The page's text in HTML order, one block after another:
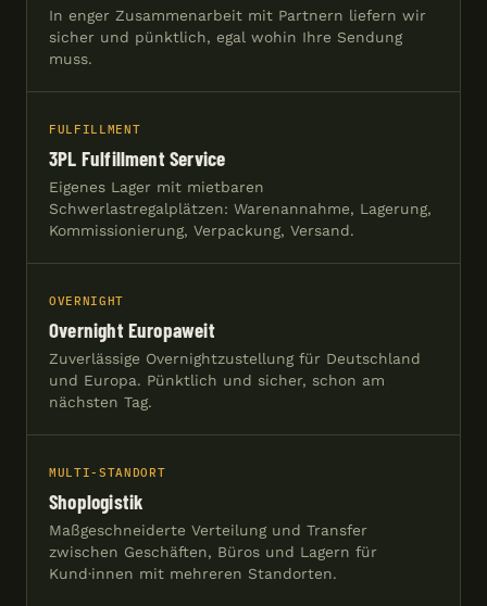
In enger Zusammenarbeit mit Partnern liefern wir
sicher und pünktlich, egal wohin Ihre Sendung
muss.
FULFILLMENT
3PL Fulfillment Service
Eigenes Lager mit mietbaren
Schwerlastregalplätzen: Warenannahme, Lagerung,
Kommissionierung, Verpackung, Versand.
OVERNIGHT
Overnight Europaweit
Zuverlässige Overnightzustellung für Deutschland
und Europa. Pünktlich und sicher, schon am
nächsten Tag.
MULTI-STANDORT
Shoplogistik
Maßgeschneiderte Verteilung und Transfer
zwischen Geschäften, Büros und Lagern für
Kund·innen mit mehreren Standorten.